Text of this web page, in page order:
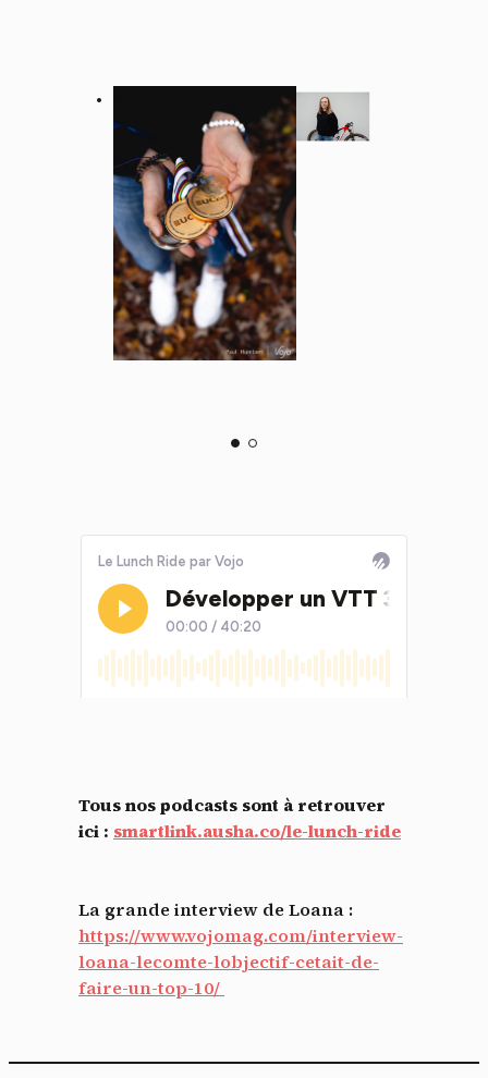
Tous nos podcasts sont à retrouver
ici : smartlink.ausha.co/le-lunch-ride
La grande interview de Loana :
https://www.vojomag.com/interview-
loana-lecomte-lobjectif-cetait-de-
faire-un-top-10/